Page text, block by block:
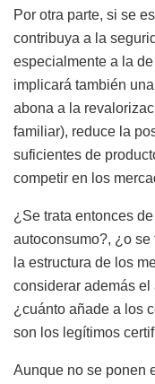
Por otra parte, si se
contribuya a la
especialmente a la
implicará también
abona a la
familiar), reduce la
suficientes de
competir en los
¿Se trata entonces
autoconsumo?, ¿o se
la estructura de los
considerar además
¿cuánto añade a los
son los legítimos
Aunque no se ponen